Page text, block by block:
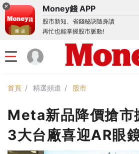
Money錢 APP
股市新知、省錢秘訣隨身讀
再忙也能掌握股市脈動!
首頁 精選頻道 股市
Meta新品降價搶市
3大台廠喜迎AR眼